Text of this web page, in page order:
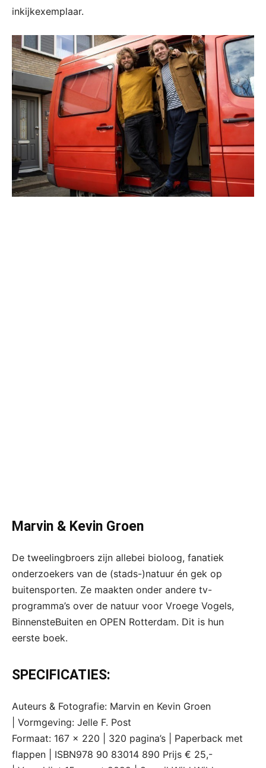
inkijkexemplaar.
Marvin & Kevin Groen
De tweelingbroers zijn allebei bioloog, fanatiek
onderzoekers van de (stads-)natuur én gek op
buitensporten. Ze maakten onder andere tv-
programma’s over de natuur voor Vroege Vogels,
BinnensteBuiten en OPEN Rotterdam. Dit is hun
eerste boek.
SPECIFICATIES:
Auteurs & Fotografie: Marvin en Kevin Groen
| Vormgeving: Jelle F. Post
Formaat: 167 x 220 | 320 pagina’s | Paperback met
flappen | ISBN978 90 83014 890 Prijs € 25,-